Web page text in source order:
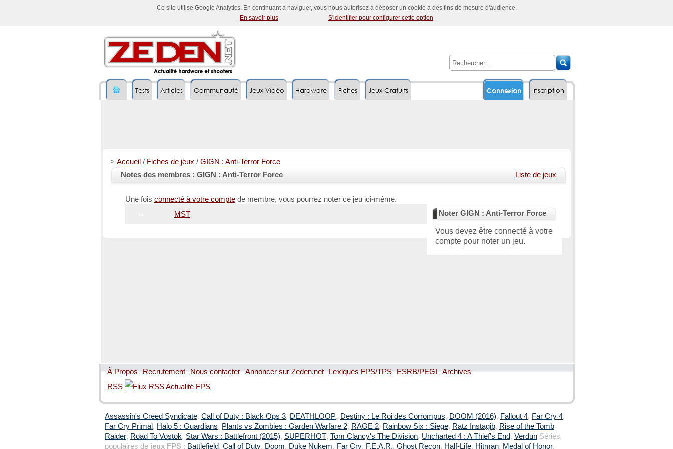
Ce site utilise Google Analytics. En continuant à naviguer, vous nous autorisez à déposer un cookie à des fins de mesure d'audience.
En savoir plus
S'identifier pour configurer cette option
Inscription
Tests Articles Communauté Jeux Vidéo Hardware Fiches Connexion
Jeux Gratuits
> Accueil / Fiches de jeux / GIGN : Anti-Terror Force
Liste de jeux
Notes des membres : GIGN : Anti-Terror Force
Noter GIGN : Anti-Terror Force
Vous devez être connecté à votre
compte pour noter un jeu.
Une fois connecté à votre compte de membre, vous pourrez noter ce jeu ici-même.
MST
À Propos Recrutement Nous contacter Annoncer sur Zeden.net Lexiques FPS/TPS ESRB/PEGI
Archives
RSS
Assassin's Creed Syndicate, Call of Duty : Black Ops 3, DEATHLOOP, Destiny : Le Roi des Corrompus, DOOM (2016), Fallout 4, Far Cry 4,
Far Cry Primal , Halo 5 : Guardians, Plants vs Zombies : Garden Warfare 2, RAGE 2, Rainbow Six : Siege, Ratz Instagib, Rise of the Tomb
Raider, Road To Vostok, Star Wars : Battlefront (2015), SUPERHOT, Tom Clancy's The Division, Uncharted 4 : A Thief's End, Verdun Séries
populaires de jeux FPS : Battlefield, Call of Duty, Doom, Duke Nukem, Far Cry, F.E.A.R., Ghost Recon, Half-Life, Hitman, Medal of Honor,